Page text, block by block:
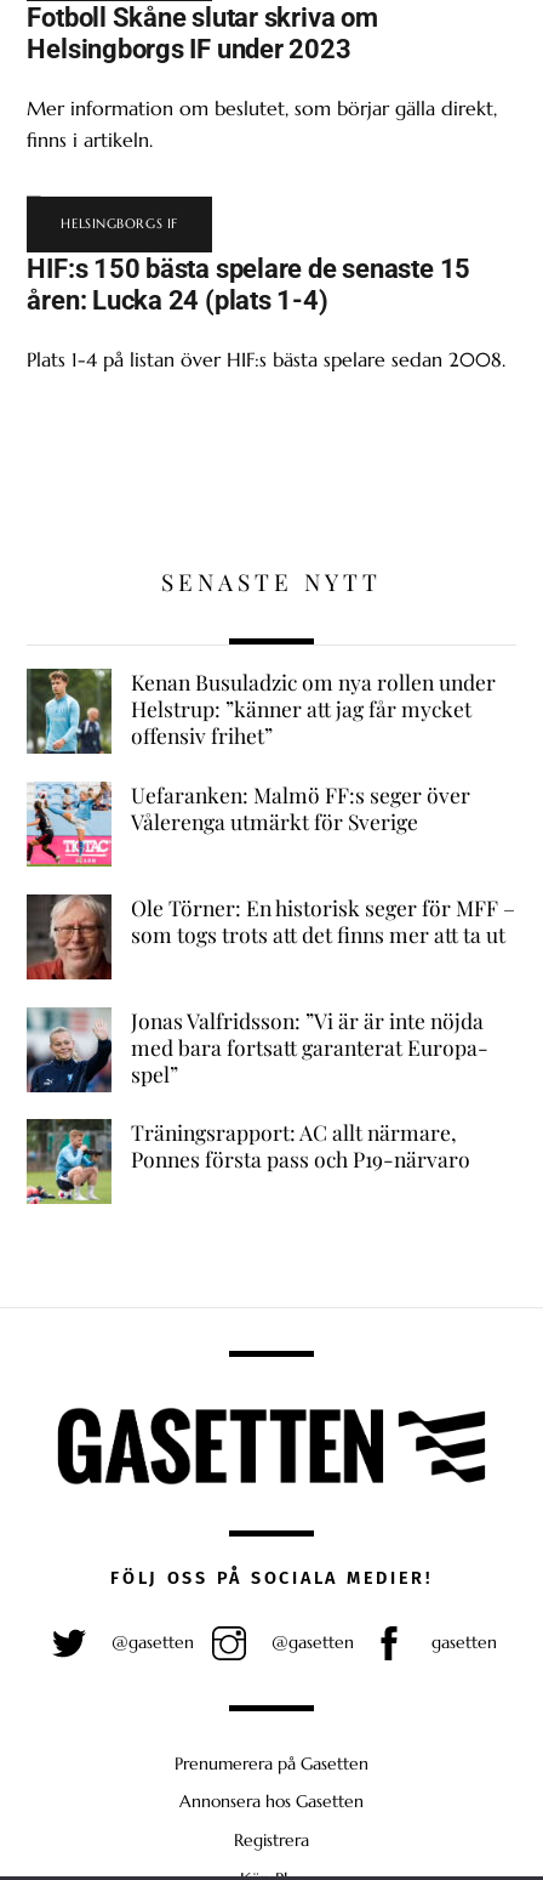
Fotboll Skåne slutar skriva om
Helsingborgs IF under 2023
Mer information om beslutet, som börjar gälla direkt,
finns i artikeln.
HELSINGBORGS IF
HIF:s 150 bästa spelare de senaste 15
åren: Lucka 24 (plats 1-4)
Plats 1-4 på listan över HIF:s bästa spelare sedan 2008.
SENASTE NYTT
Kenan Busuladzic om nya rollen under
Helstrup: ”känner att jag får mycket
offensiv frihet”
Uefaranken: Malmö FF:s seger över
Vålerenga utmärkt för Sverige
Ole Törner: En historisk seger för MFF –
som togs trots att det finns mer att ta ut
Jonas Valfridsson: ”Vi är är inte nöjda
med bara fortsatt garanterat Europa-
spel”
Träningsrapport: AC allt närmare,
Ponnes första pass och P19-närvaro
FÖLJ OSS PÅ SOCIALA MEDIER!
@gasetten @gasetten gasetten
Prenumerera på Gasetten
Annonsera hos Gasetten
Registrera